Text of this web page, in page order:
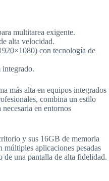
multitarea exigente.
alta velocidad.
con tecnología de
más alta en equipos integrados
combina un estilo
en entornos
y sus 16GB de memoria
aplicaciones pesadas
de una pantalla de alta fidelidad.